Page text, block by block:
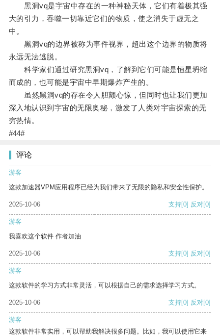
黑洞vq是宇宙中存在的一种神秘天体，它们有着极其强
大的引力，吞噬一切靠近它们的物质，使之消失于虚无之
中。
黑洞vq的边界被称为事件视界，超出这个边界的物质将
永远无法逃脱。
科学家们通过研究黑洞vq，了解到它们可能是恒星坍缩
而成的，也可能是宇宙中早期爆炸产生的。
虽然黑洞vq的存在令人胆颤心惊，但同时也让我们更加
深入地认识到宇宙的无限奥秘，激发了人类对宇宙探索的无
穷热情。
#44#
评论
游客
这款加速器VPM应用程序已经为我们带来了无限的隐私和安全性保护。
2025-10-06 支持[0] 反对[0]
游客
我喜欢这个软件 作者加油
2025-10-06 支持[0] 反对[0]
游客
这款软件的学习方式非常灵活，可以根据自己的需求选择学习方式。
2025-10-06 支持[0] 反对[0]
游客
这款软件非常实用，可以帮助我解决很多问题。比如，我可以使用它来